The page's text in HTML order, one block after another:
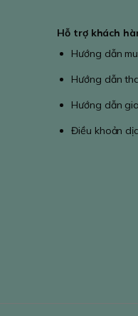
Hỗ trợ khách
Hướng dẫn
Hướng dẫn
Hướng dẫn
Điều khoản